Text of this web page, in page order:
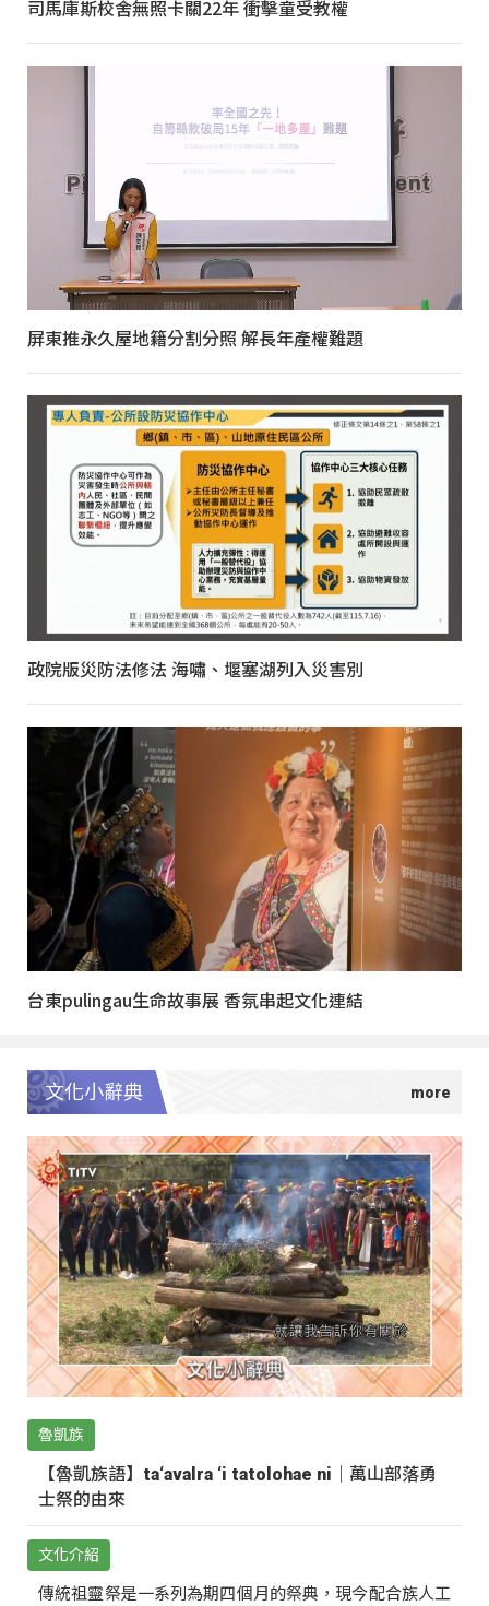
司馬庫斯校舍無照卡關22年 衝擊童受教權
屏東推永久屋地籍分割分照 解長年產權難題
政院版災防法修法 海嘯、堰塞湖列入災害別
台東pulingau生命故事展 香氛串起文化連結
文化小辭典
魯凱族
【魯凱族語】ta‘avalra ‘i tatolohae ni｜萬山部落勇
士祭的由來
文化介紹
傳統祖靈祭是一系列為期四個月的祭典，現今配合族人工